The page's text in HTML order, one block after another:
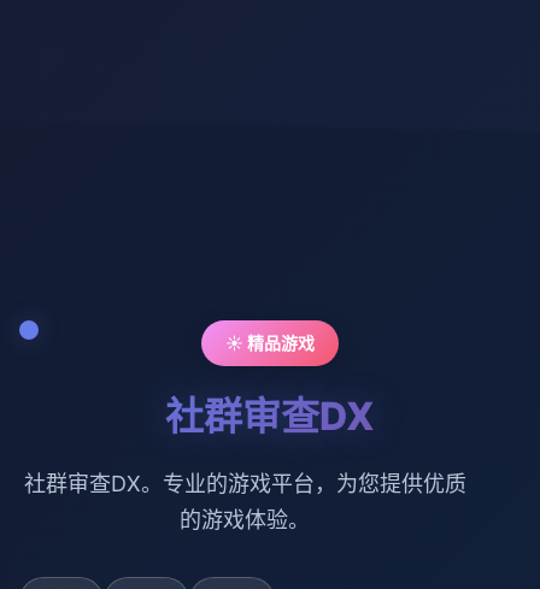
☀️ 精品游戏
社群审查DX
社群审查DX。专业的游戏平台，为您提供优质
的游戏体验。